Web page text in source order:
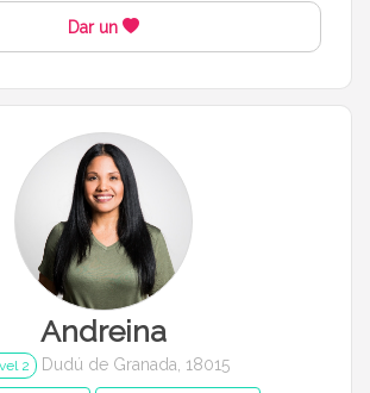
Dar un
Andreina
2 Dudú de Granada, 18015